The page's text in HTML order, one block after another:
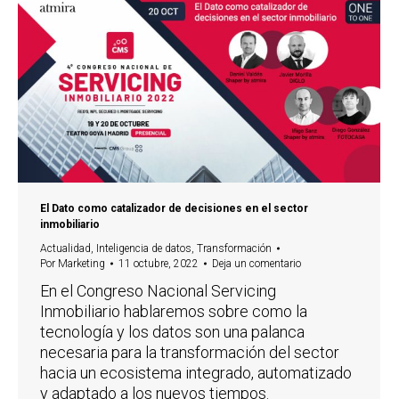
El Dato como catalizador de decisiones en el sector
inmobiliario
Actualidad, Inteligencia de datos, Transformación
Por Marketing 11 octubre, 2022 Deja un comentario
En el Congreso Nacional Servicing
Inmobiliario hablaremos sobre como la
tecnología y los datos son una palanca
necesaria para la transformación del sector
hacia un ecosistema integrado, automatizado
y adaptado a los nuevos tiempos.